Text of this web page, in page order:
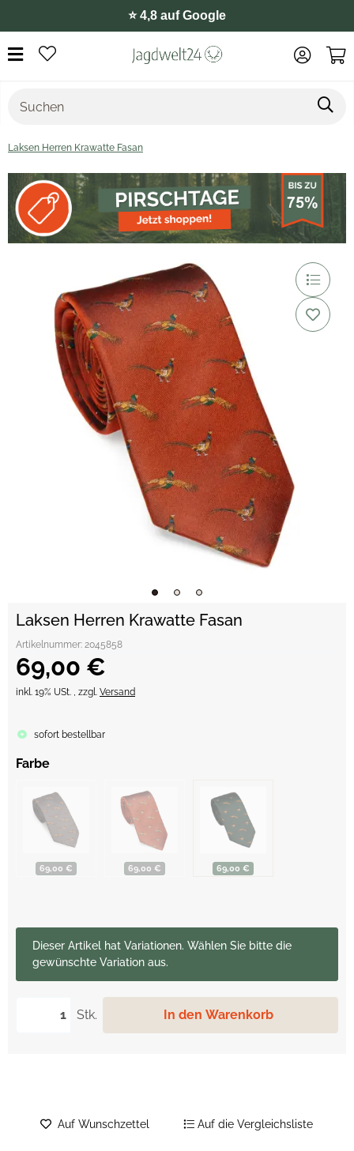
⭐️ 4,8 auf Google
Laksen Herren Krawatte Fasan
Laksen Herren Krawatte Fasan
Artikelnummer: 2045858
69,00 €
inkl. 19% USt. , zzgl. Versand
sofort bestellbar
Farbe
69,00 € 69,00 € 69,00 €
Stk. In den Warenkorb
xDieser Artikel hat Variationen. Wählen Sie bitte die
gewünschte Variation aus.
Auf Wunschzettel Auf die Vergleichsliste